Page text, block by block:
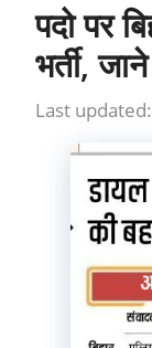
पदो पर
भर्ती,